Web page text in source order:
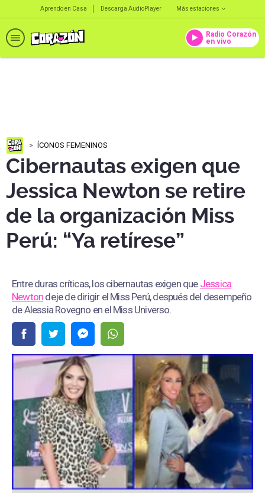
Aprendo en Casa Descarga AudioPlayer Más estaciones
Radio Corazón
en vivo
ÍCONOS FEMENINOS
Cibernautas exigen que
Jessica Newton se retire
de la organización Miss
Perú: “Ya retírese”
Entre duras críticas, los cibernautas exigen que Jessica
Newton deje de dirigir el Miss Perú, después del desempeño
de Alessia Rovegno en el Miss Universo.